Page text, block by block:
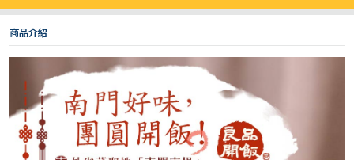
商品介紹